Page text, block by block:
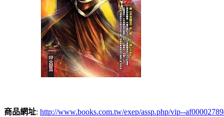
商品網址: http://www.books.com.tw/exep/assp.php/vip--